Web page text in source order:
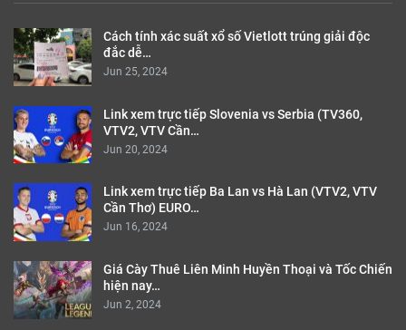
Cách tính xác suất xổ số Vietlott trúng giải độc
đắc dễ…
Jun 25, 2024
Link xem trực tiếp Slovenia vs Serbia (TV360,
VTV2, VTV Cần…
Jun 20, 2024
Link xem trực tiếp Ba Lan vs Hà Lan (VTV2, VTV
Cần Thơ) EURO…
Jun 16, 2024
Giá Cày Thuê Liên Minh Huyền Thoại và Tốc Chiến
hiện nay…
Jun 2, 2024